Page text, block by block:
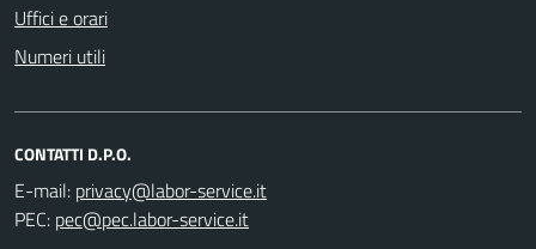
Uffici e orari
Numeri utili
CONTATTI D.P.O.
E-mail:
PEC: